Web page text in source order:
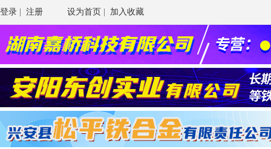
登录 注册 设为首页 加入收藏